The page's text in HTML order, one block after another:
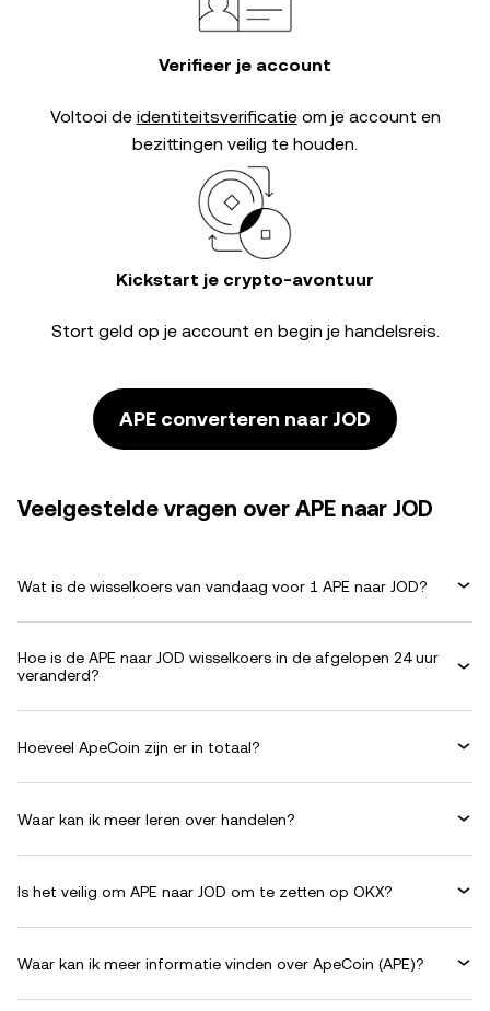
Verifieer je account
Voltooi de identiteitsverificatieom je account en
bezittingen veilig te houden.
Kickstart je crypto-avontuur
Stort geld op je account en begin je handelsreis.
APE converteren naar JOD
Veelgestelde vragen over APE naar JOD
Wat is de wisselkoers van vandaag voor 1 APE naar JOD?
Hoe is de APE naar JOD wisselkoers in de afgelopen 24 uur
veranderd?
Hoeveel ApeCoin zijn er in totaal?
Waar kan ik meer leren over handelen?
Is het veilig om APE naar JOD om te zetten op OKX?
Waar kan ik meer informatie vinden over ApeCoin (APE)?